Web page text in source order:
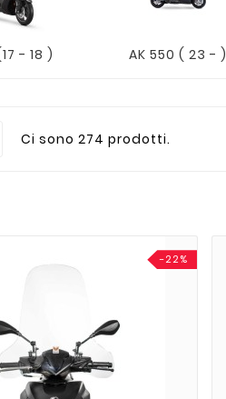
- 18 ) AK 550 ( 23 - )
Ci sono 274 prodotti.
-22%